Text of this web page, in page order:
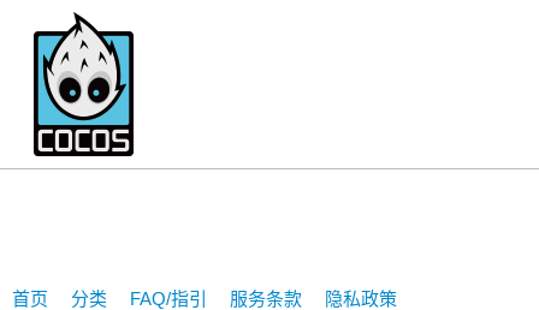
1162864413
首页 分类 FAQ/指引 服务条款 隐私政策